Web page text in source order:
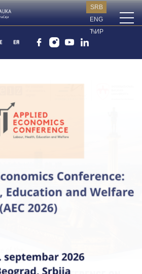
SRB
ENG
ЋИР